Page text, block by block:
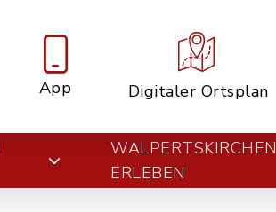
App Digitaler Ortsplan
WALPERTSKIRCHEN
ERLEBEN